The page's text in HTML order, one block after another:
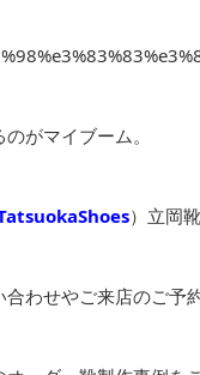
がマイブーム。
）立岡
わせやご来店のご予